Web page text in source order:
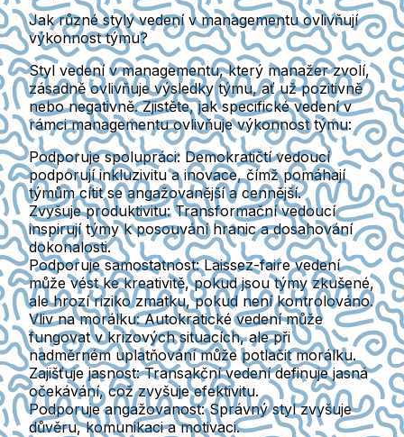
Jak různé styly vedení v managementu ovlivňují
výkonnost týmu?
Styl vedení v managementu, který manažer zvolí,
zásadně ovlivňuje výsledky týmu, ať už pozitivně
nebo negativně. Zjistěte, jak specifické vedení v
rámci managementu ovlivňuje výkonnost týmu:
Podporuje spolupráci: Demokratičtí vedoucí
podporují inkluzivitu a inovace, čímž pomáhají
týmům cítit se angažovanější a cennější.
Zvyšuje produktivitu: Transformační vedoucí
inspirují týmy k posouvání hranic a dosahování
dokonalosti.
Podporuje samostatnost: Laissez-faire vedení
může vést ke kreativitě, pokud jsou týmy zkušené,
ale hrozí riziko zmatku, pokud není kontrolováno.
Vliv na morálku: Autokratické vedení může
fungovat v krizových situacích, ale při
nadměrném uplatňování může potlačit morálku.
Zajišťuje jasnost: Transakční vedení definuje jasná
očekávání, což zvyšuje efektivitu.
Podporuje angažovanost: Správný styl zvyšuje
důvěru, komunikaci a motivaci.